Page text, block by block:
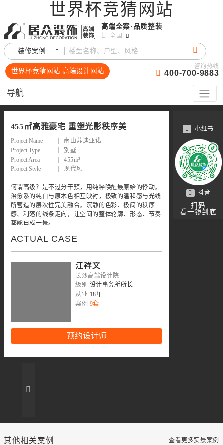
世界杯竞猜网站
高端全案·品质整装
全国
装修案例
世界杯竞猜网站 高端设计网站
咨询热线
400-700-9883
导航
小红书
抖音
扫码
看一镜到底
455㎡高雅豪宅 重塑光影秩序美
Project Name
南山苏迪亚诺
Project Type
别墅
Project Area
455m²
Project Style
现代风
何谓高级？是不过分干预，用纯粹唤醒最原始的悸动。
治愈系的纯白与原木色相互映衬，极致的温和感与光线
所营造的层次性完美融合。沉静的色彩、极简的秩序
感、利落的线条走向，让空间的整体轮廓、形态、节奏
都能自成一景。
ACTUAL CASE
江祥文
长沙高端设计院
级别 设计事务所所长
从业 18年
案例 9套
预约设计师
其他相关案例 查看更多实景案例